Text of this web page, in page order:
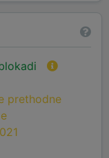
prethodne